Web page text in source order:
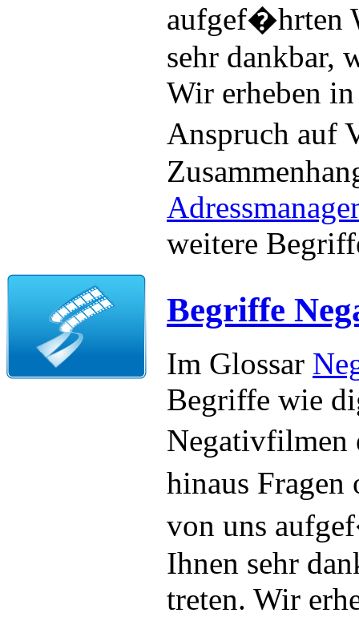
aufgef�hrten
sehr dankbar,
Wir erheben
Anspruch auf
weitere
Begriffe
Im Glossar
Begriffe wie
hinaus
von uns
Ihnen sehr
treten. Wir